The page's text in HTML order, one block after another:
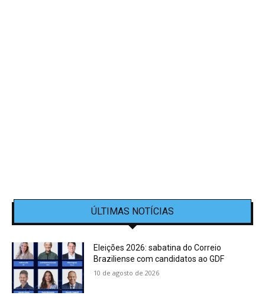
ÚLTIMAS NOTÍCIAS
Eleições 2026: sabatina do Correio
Braziliense com candidatos ao GDF
10 de agosto de 2026